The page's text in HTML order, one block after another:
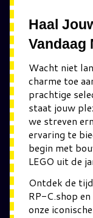
Haal
Vandaag
Wacht niet
charme toe
prachtige
staat jouw
we streven
ervaring te
begin met
LEGO uit de
Ontdek de
RP-C.shop
onze